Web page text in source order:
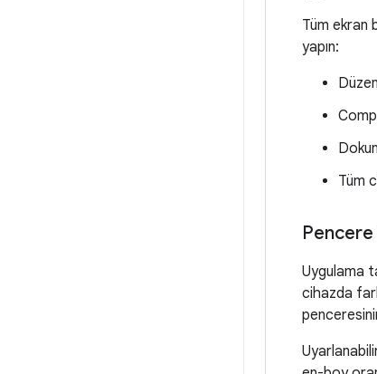
Tüm ekran
yapın:
Tüm
Pencere
Uygulama
cihazda